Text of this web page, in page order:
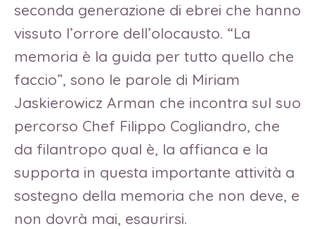
seconda generazione di ebrei che hanno
vissuto l’orrore dell’olocausto. “La
memoria è la guida per tutto quello che
faccio”, sono le parole di Miriam
Jaskierowicz Arman che incontra sul suo
percorso Chef Filippo Cogliandro, che
da filantropo qual è, la affianca e la
supporta in questa importante attività a
sostegno della memoria che non deve, e
non dovrà mai, esaurirsi.